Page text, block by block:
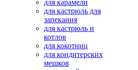
для карамели
для кастрюль для
запекания
для кастрюль и
котлов
для кокотниц
для кондитерских
мешков